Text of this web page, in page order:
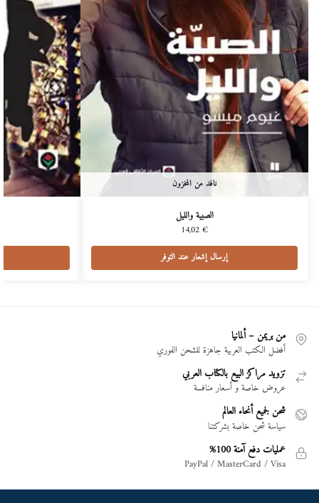
نافد من المخزون
الصبية والليل
14,02€
إرسال إشعار عند التوفر
من بريمن – ألمانيا
أفضل الكتب العربية جاهزة للشحن الفوري
تزويد مراكز البيع بالكتاب العربي
عروض خاصة و أسعار منافسة
شحن لجميع أنحاء العالم
سياسة شحن خاصة بشركتنا
عمليات دفع آمنة 100%
PayPal / MasterCard / Visa